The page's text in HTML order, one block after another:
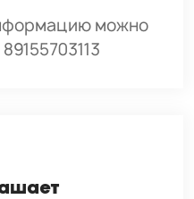
можно